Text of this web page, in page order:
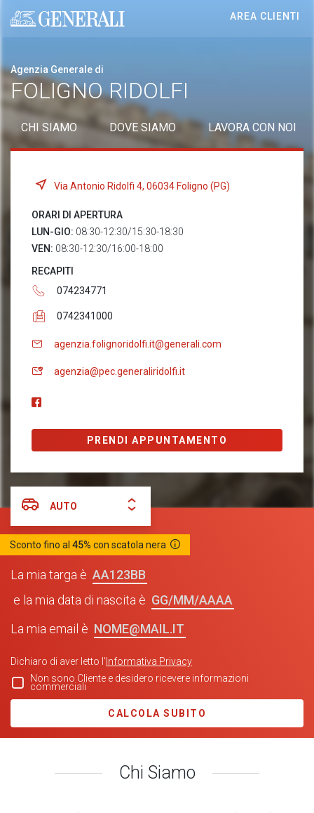
Generali logo
AREA CLIENTI
Agenzia Generale di
FOLIGNO RIDOLFI
CHI SIAMO DOVE SIAMO LAVORA CON NOI
Via Antonio Ridolfi 4, 06034 Foligno (PG)
ORARI DI APERTURA
LUN-GIO: 08:30-12:30/15:30-18:30
VEN: 08:30-12:30/16:00-18:00
RECAPITI
074234771
0742341000
agenzia.folignoridolfi.it@generali.com
agenzia@pec.generaliridolfi.it
PRENDI APPUNTAMENTO
AUTO
Sconto fino al 45% con scatola nera
La mia targa è
AA123BB
e la mia data di nascita è
GG/MM/AAAA
La mia email è NOME@MAIL.IT
Dichiaro di aver letto l' Informativa Privacy
Non sono Cliente e desidero ricevere informazioni
commerciali
CALCOLA SUBITO
Chi Siamo